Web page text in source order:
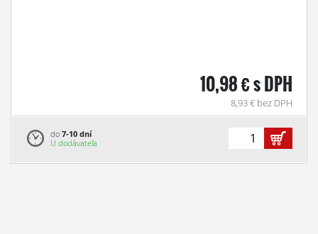
10,98 € s DPH
8,93 € bez DPH
do 7-10 dní
U dodávateľa